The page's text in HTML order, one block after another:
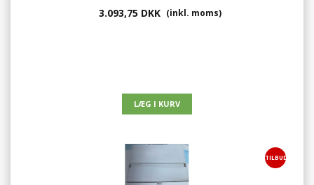
3.093,75 DKK (inkl. moms)
TILBUD